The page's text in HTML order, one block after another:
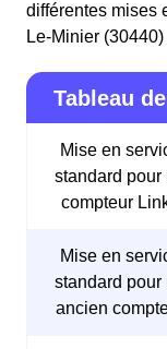
différentes mises
Le-Minier (30440)
Tableau
Mise en
standard pour
compteur
Mise en
standard pour
ancien